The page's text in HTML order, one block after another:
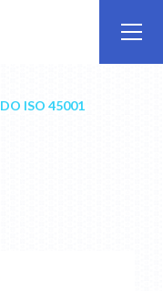
ISO 45001